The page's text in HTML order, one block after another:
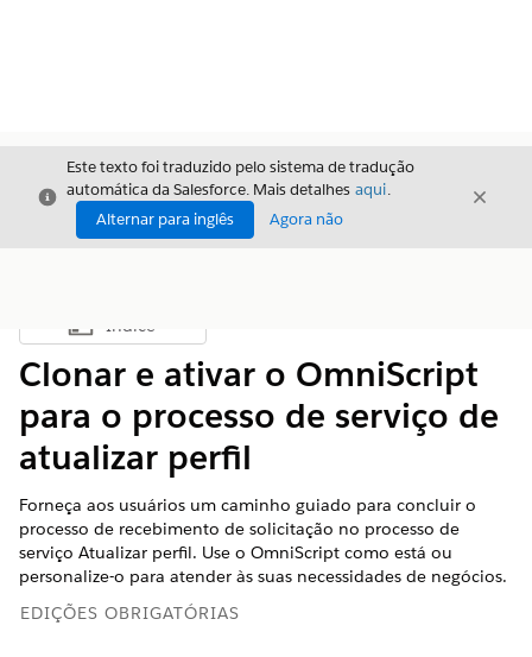
Fechar
Este texto foi traduzido pelo sistema de tradução
automática da Salesforce. Mais detalhes aqui.
Alternar para inglês
Agora não
Fechar
Mostrar índice
Índice
Clonar e ativar o OmniScript
para o processo de serviço de
atualizar perfil
Forneça aos usuários um caminho guiado para concluir o
processo de recebimento de solicitação no processo de
serviço Atualizar perfil. Use o OmniScript como está ou
personalize-o para atender às suas necessidades de negócios.
EDIÇÕES OBRIGATÓRIAS